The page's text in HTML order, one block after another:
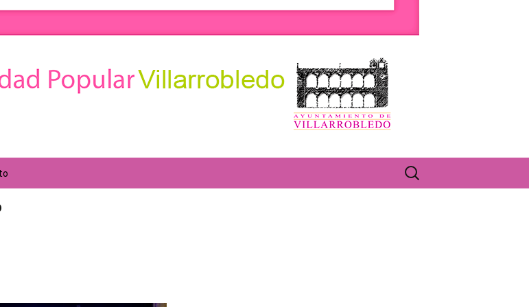
de formación para todo tipo de colectivos.
Buscar: